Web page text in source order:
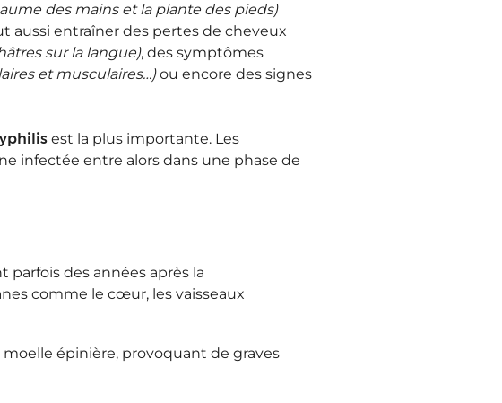
des mains et la plante des pieds)
aussi entraîner des pertes de cheveux
sur la langue), des symptômes
et musculaires…)ou encore des signes
est la plus importante. Les
infectée entre alors dans une phase de
des années après la
comme le cœur, les vaisseaux
moelle épinière, provoquant de graves